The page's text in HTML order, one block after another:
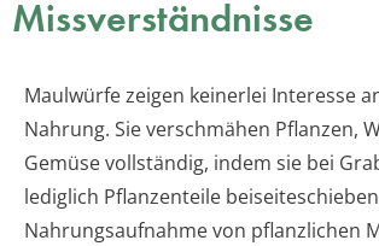
Missverständnisse
Maulwürfe zeigen keinerlei Interesse
Nahrung. Sie verschmähen Pflanzen,
Gemüse vollständig, indem sie bei
lediglich Pflanzenteile
Nahrungsaufnahme von pflanzlichen